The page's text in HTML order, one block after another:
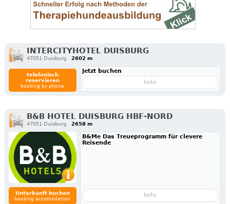
INTERCITYHOTEL DUISBURG
47051 Duisburg 2602 m
telefonisch
reservieren
booking by phone
Jetzt buchen
Info
B&B HOTEL DUISBURG HBF-NORD
47051 Duisburg 2658 m
Unterkunft buchen
booking accomodation
B&Me Das Treueprogramm für clevere
Reisende
Info